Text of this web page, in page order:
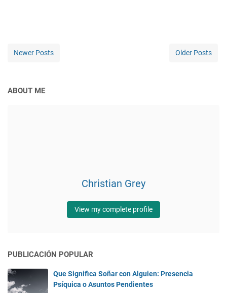
Newer Posts Older Posts
ABOUT ME
Christian Grey
View my complete profile
PUBLICACIÓN POPULAR
Que Significa Soñar con Alguien: Presencia
Psíquica o Asuntos Pendientes